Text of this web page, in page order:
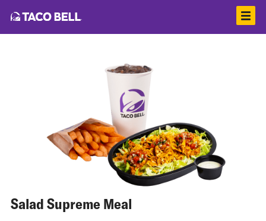
Salad Supreme Meal